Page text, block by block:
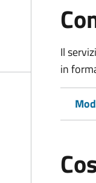
Il
in